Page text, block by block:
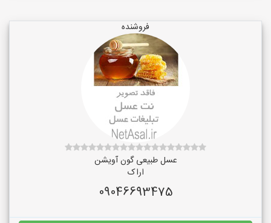
فروشنده
عسل طبیعی گون آویشن
اراک
09046693475